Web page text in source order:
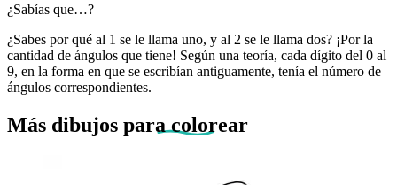
¿Sabías que…?
¿Sabes por qué al 1 se le llama uno, y al 2 se le llama dos? ¡Por la
cantidad de ángulos que tiene! Según una teoría, cada dígito del 0 al
9, en la forma en que se escribían antiguamente, tenía el número de
ángulos correspondientes.
Más dibujos para colorear